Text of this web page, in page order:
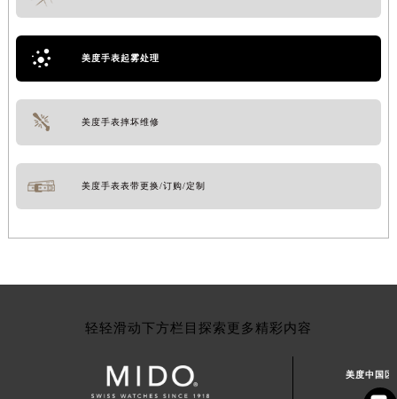
美度手表起雾处理
美度手表摔坏维修
美度手表表带更换/订购/定制
轻轻滑动下方栏目探索更多精彩内容
美度中国区